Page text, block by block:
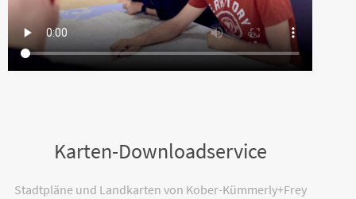
Karten-Downloadservice
Stadtpläne und Landkarten von Kober-Kümmerly+Frey